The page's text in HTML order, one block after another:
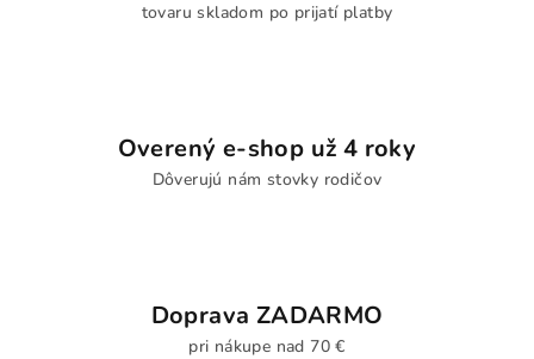
tovaru skladom po prijatí platby
Overený e-shop už 4 roky
Dôverujú nám stovky rodičov
Doprava ZADARMO
pri nákupe nad 70 €